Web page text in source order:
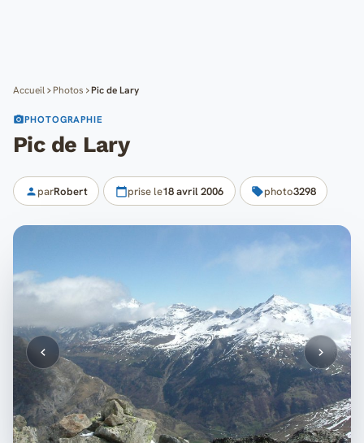
Accueil Photos Pic de Lary
PHOTOGRAPHIE
Pic de Lary
parRobert prise le18 avril 2006 photo3298